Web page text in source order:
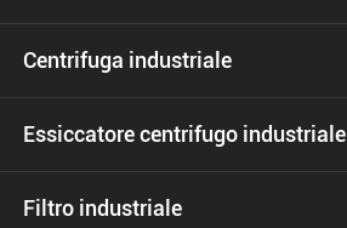
Centrifuga industriale
Essiccatore centrifugo industriale
Filtro industriale